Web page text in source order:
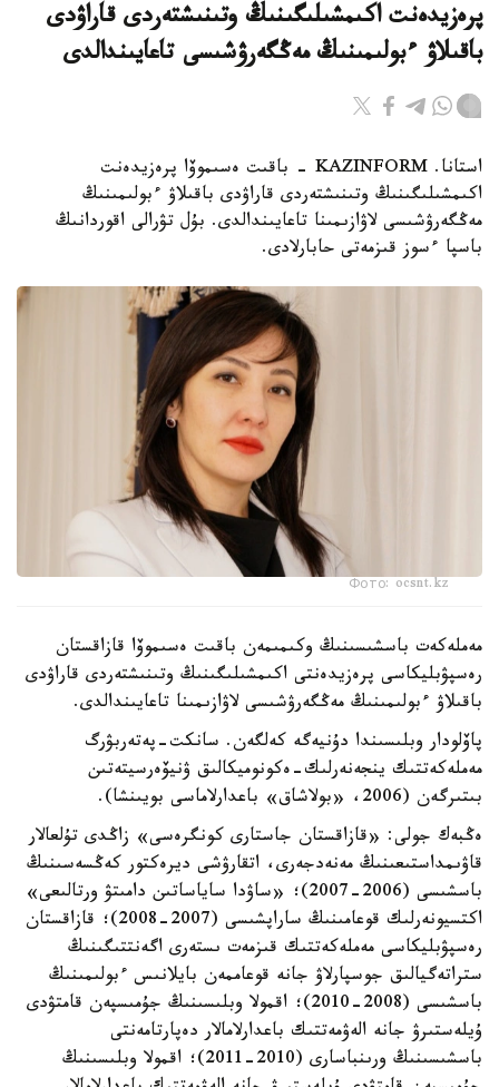
پرەزيدەنت اكىمشىلىگىنىڭ وتىنىشتەردى قاراۋدى
باقىلاۋ ءبولىمىنىڭ مەڭگەرۋشىسى تاعايىندالدى
استانا. KAZINFORM - باقىت ەسىموۆا پرەزيدەنت
اكىمشىلىگىنىڭ وتىنىشتەردى قاراۋدى باقىلاۋ ءبولىمىنىڭ
مەڭگەرۋشىسى لاۋازىمىنا تاعايىندالدى. بۇل تۋرالى اقوردانىڭ
باسپا ءسوز قىزمەتى حابارلادى.
Фото: ocsnt.kz
مەملەكەت باسشىسىنىڭ وكىمىمەن باقىت ەسىموۆا قازاقستان
رەسپۋبليكاسى پرەزيدەنتى اكىمشىلىگىنىڭ وتىنىشتەردى قاراۋدى
باقىلاۋ ءبولىمىنىڭ مەڭگەرۋشىسى لاۋازىمىنا تاعايىندالدى.
پاۆلودار وبلىسىندا دۇنيەگە كەلگەن. سانكت-پەتەربۋرگ
مەملەكەتتىك ينجەنەرلىك-ەكونوميكالىق ۋنيۆەرسيتەتىن
بىتىرگەن (2006، «بولاشاق» باعدارلاماسى بويىنشا).
ەڭبەك جولى: «قازاقستان جاستارى كونگرەسى» زاڭدى تۇلعالار
قاۋىمداستىعىنىڭ مەنەدجەرى، اتقارۋشى ديرەكتور كەڭسەسىنىڭ
باسشىسى (2006-2007)؛ «ساۋدا ساياساتىن دامىتۋ ورتالىعى»
اكتسيونەرلىك قوعامىنىڭ ساراپشىسى (2007-2008)؛ قازاقستان
رەسپۋبليكاسى مەملەكەتتىك قىزمەت ىستەرى اگەنتتىگىنىڭ
ستراتەگيالىق جوسپارلاۋ جانە قوعاممەن بايلانىس ءبولىمىنىڭ
باسشىسى (2008-2010)؛ اقمولا وبلىسىنىڭ جۇمىسپەن قامتۋدى
ۇيلەستىرۋ جانە الەۋمەتتىك باعدارلامالار دەپارتامەنتى
باسشىسىنىڭ ورىنباسارى (2010-2011)؛ اقمولا وبلىسىنىڭ